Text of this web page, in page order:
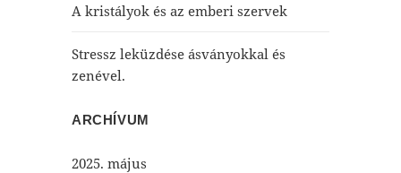
A kristályok és az emberi szervek
Stressz leküzdése ásványokkal és
zenével.
ARCHÍVUM
2025. május